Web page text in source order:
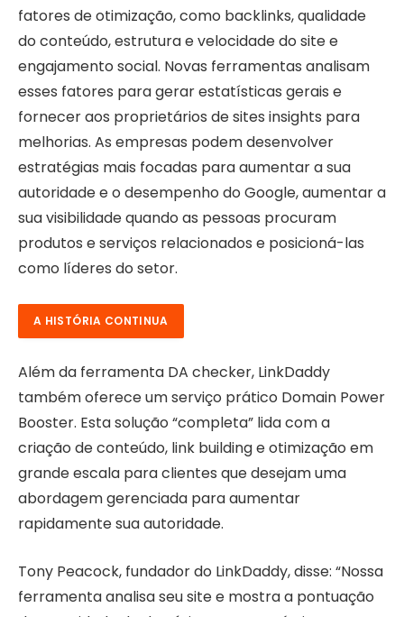
fatores de otimização, como backlinks, qualidade
do conteúdo, estrutura e velocidade do site e
engajamento social. Novas ferramentas analisam
esses fatores para gerar estatísticas gerais e
fornecer aos proprietários de sites insights para
melhorias. As empresas podem desenvolver
estratégias mais focadas para aumentar a sua
autoridade e o desempenho do Google, aumentar a
sua visibilidade quando as pessoas procuram
produtos e serviços relacionados e posicioná-las
como líderes do setor.
A HISTÓRIA CONTINUA
Além da ferramenta DA checker, LinkDaddy
também oferece um serviço prático Domain Power
Booster. Esta solução “completa” lida com a
criação de conteúdo, link building e otimização em
grande escala para clientes que desejam uma
abordagem gerenciada para aumentar
rapidamente sua autoridade.
Tony Peacock, fundador do LinkDaddy, disse: “Nossa
ferramenta analisa seu site e mostra a pontuação